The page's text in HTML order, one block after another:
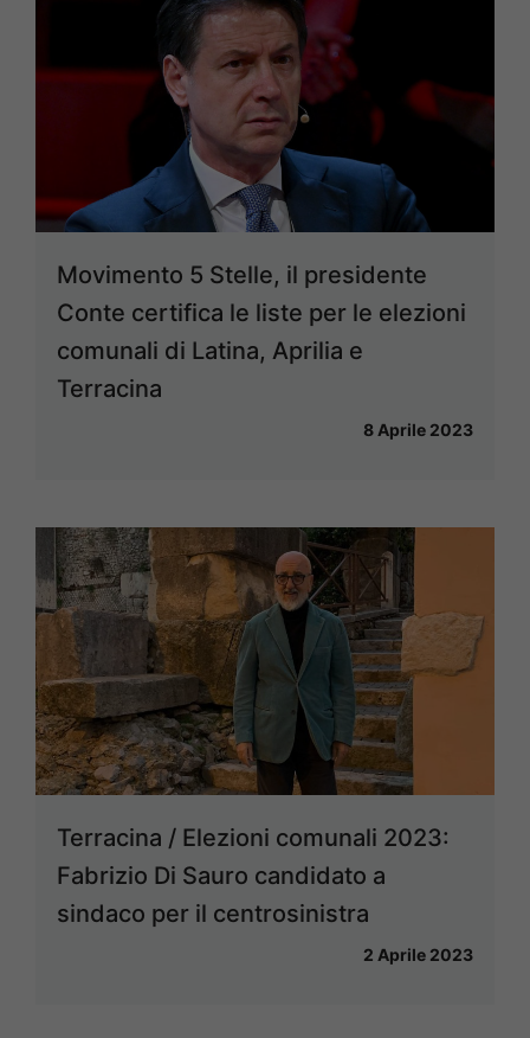
Movimento 5 Stelle, il presidente
Conte certifica le liste per le elezioni
comunali di Latina, Aprilia e
Terracina
8 Aprile 2023
Terracina / Elezioni comunali 2023:
Fabrizio Di Sauro candidato a
sindaco per il centrosinistra
2 Aprile 2023